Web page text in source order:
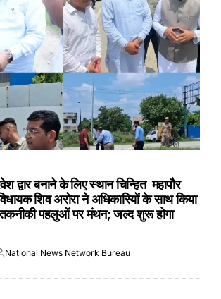
द्वार बनाने के लिए स्थान चिन्हित महापौर
शिव अरोरा ने अधिकारियों के साथ किया
तकनीकी पहलुओं पर मंथन; जल्द शुरू होगा
National News Network Bureau